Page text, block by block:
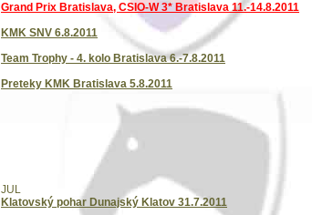
Grand Prix Bratislava, CSIO-W 3* Bratislava 11.-14.8.2011
KMK SNV 6.8.2011
Team Trophy - 4. kolo Bratislava 6.-7.8.2011
Preteky KMK Bratislava 5.8.2011
JUL
Klatovský pohar Dunajský Klatov 31.7.2011